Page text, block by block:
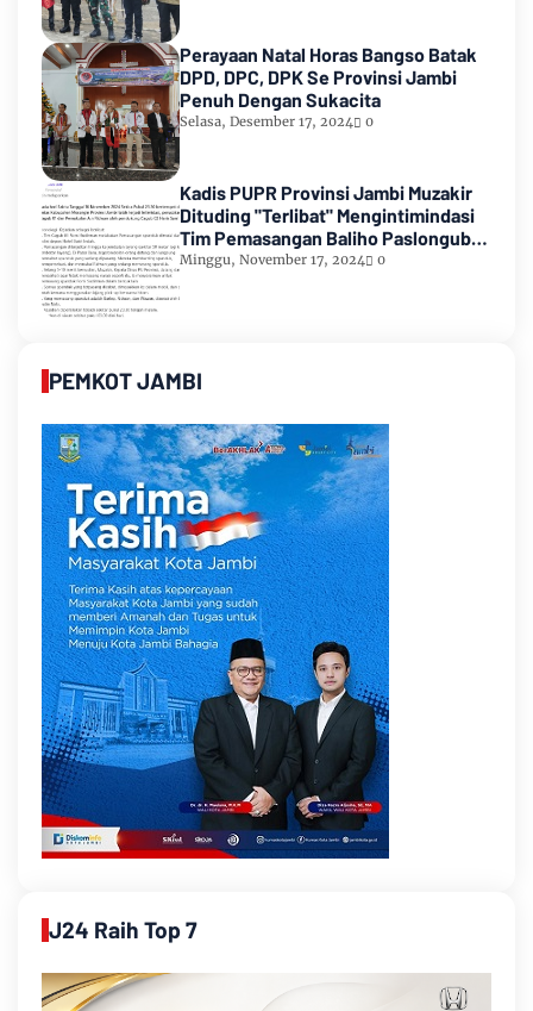
Perayaan Natal Horas Bangso Batak
DPD, DPC, DPK Se Provinsi Jambi
Penuh Dengan Sukacita
Selasa, Desember 17, 2024 0
Kadis PUPR Provinsi Jambi Muzakir
Dituding "Terlibat" Mengintimindasi
Tim Pemasangan Baliho Paslongub
Romi-Sudirman
Minggu, November 17, 2024 0
PEMKOT JAMBI
J24 Raih Top 7